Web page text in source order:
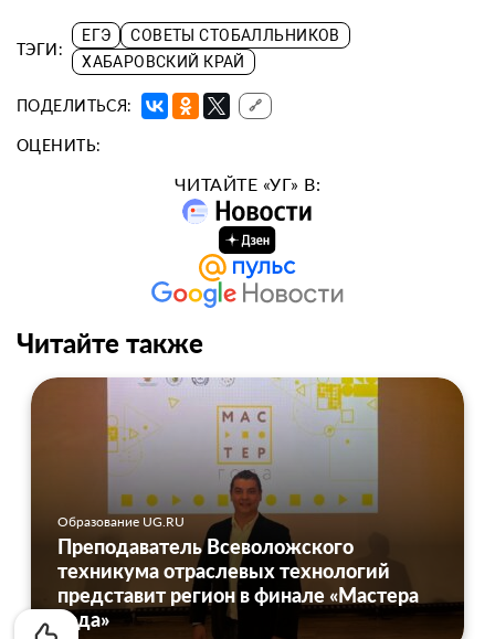
ТЭГИ:
ЕГЭ
СОВЕТЫ СТОБАЛЛЬНИКОВ
ХАБАРОВСКИЙ КРАЙ
ПОДЕЛИТЬСЯ: 🔗
ОЦЕНИТЬ:
ЧИТАЙТЕ «УГ» В:
Читайте также
Образование UG.RU
Преподаватель Всеволожского
техникума отраслевых технологий
представит регион в финале «Мастера
года»